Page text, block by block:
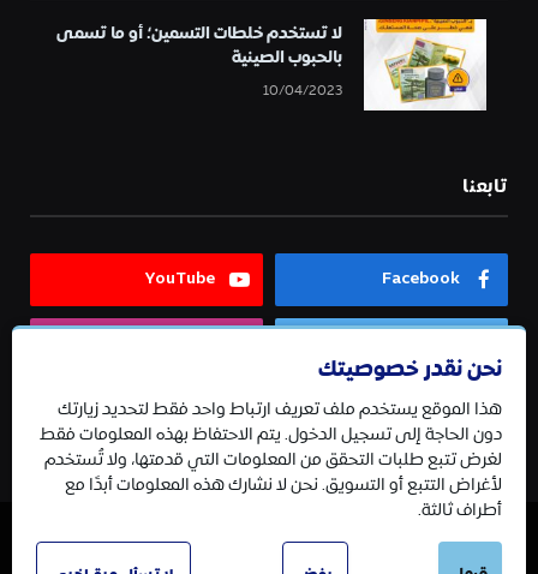
لا تستخدم خلطات التسمين؛ أو ما تسمى
بالحبوب الصينية
10/04/2023
تابعنا
Facebook
YouTube
Telegram
نحن نقدر خصوصيتك
هذا الموقع يستخدم ملف تعريف ارتباط واحد فقط لتحديد زيارتك
دون الحاجة إلى تسجيل الدخول. يتم الاحتفاظ بهذه المعلومات فقط
لغرض تتبع طلبات التحقق من المعلومات التي قدمتها، ولا تُستخدم
لأغراض التتبع أو التسويق. نحن لا نشارك هذه المعلومات أبدًا مع
أطراف ثالثة.